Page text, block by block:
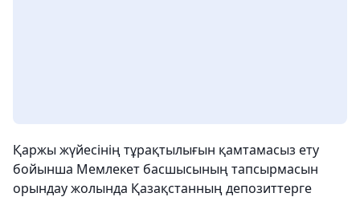
Қаржы жүйесінің тұрақтылығын қамтамасыз ету
бойынша Мемлекет басшысының тапсырмасын
орындау жолында Қазақстанның депозиттерге